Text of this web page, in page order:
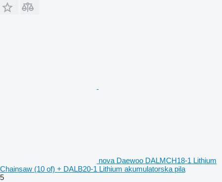
nova Daewoo DALMCH18-1 Lithium
Chainsaw (10 of) + DALB20-1 Lithium akumulatorska pila
5